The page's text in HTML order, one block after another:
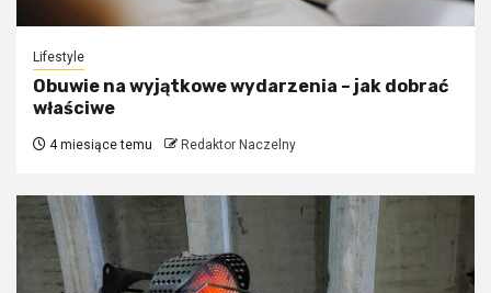
Lifestyle
Obuwie na wyjątkowe wydarzenia – jak dobrać
właściwe
4 miesiące temu Redaktor Naczelny